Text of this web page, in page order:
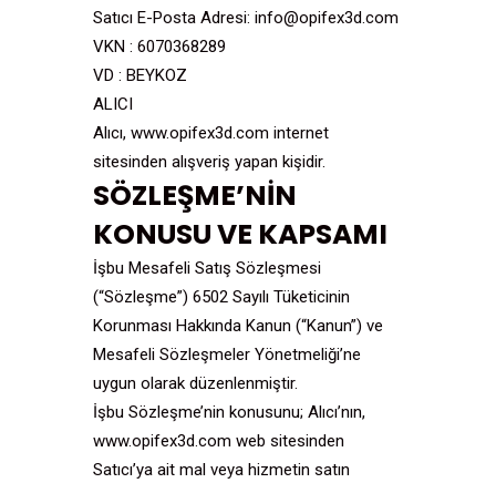
Satıcı E-Posta Adresi: info@opifex3d.com
VKN : 6070368289
VD : BEYKOZ
ALICI
Alıcı, www.opifex3d.com internet
sitesinden alışveriş yapan kişidir.
SÖZLEŞME’NİN
KONUSU VE KAPSAMI
İşbu Mesafeli Satış Sözleşmesi
(“Sözleşme”) 6502 Sayılı Tüketicinin
Korunması Hakkında Kanun (“Kanun”) ve
Mesafeli Sözleşmeler Yönetmeliği’ne
uygun olarak düzenlenmiştir.
İşbu Sözleşme’nin konusunu; Alıcı’nın,
www.opifex3d.com web sitesinden
Satıcı’ya ait mal veya hizmetin satın